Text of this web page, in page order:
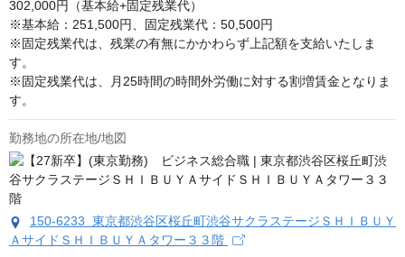
302,000円（基本給+固定残業代）
※基本給：251,500円、固定残業代：50,500円
※固定残業代は、残業の有無にかかわらず上記額を支給いたしま
す。
※固定残業代は、月25時間の時間外労働に対する割増賃金となりま
す。
勤務地の所在地/地図
150-6233 東京都渋谷区桜丘町渋谷サクラステージＳＨＩＢＵＹ
ＡサイドＳＨＩＢＵＹＡタワー３３階